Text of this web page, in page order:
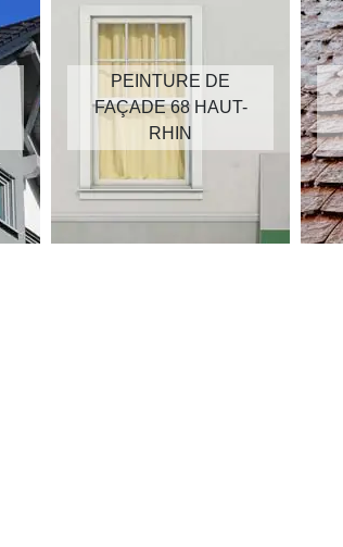
PEINTURE DE
FAÇADE 68 HAUT-
RHIN